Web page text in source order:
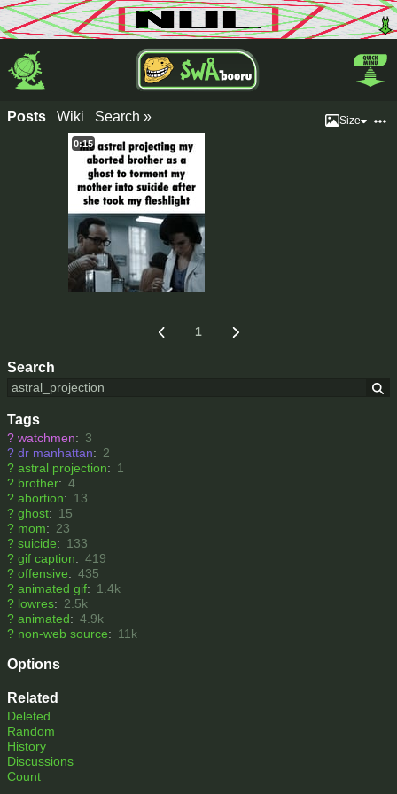
Search
Tags
? watchmen: 3
? dr manhattan: 2
? astral projection: 1
? brother: 4
? abortion: 13
? ghost: 15
? mom: 23
? suicide: 133
? gif caption: 419
? offensive: 435
? animated gif: 1.4k
? lowres: 2.5k
? animated: 4.9k
? non-web source: 11k
Options
Related
Deleted
Random
History
Discussions
Count
Posts Wiki Search » Size
0:15
1